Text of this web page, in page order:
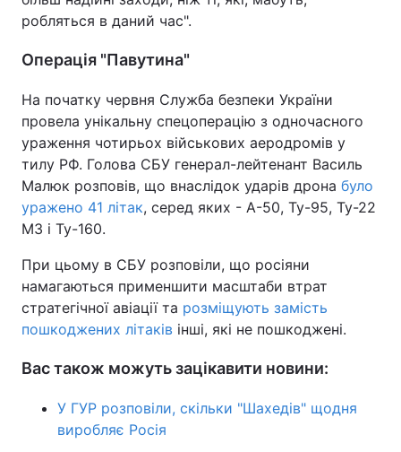
робляться в даний час".
Операція "Павутина"
На початку червня Служба безпеки України
провела унікальну спецоперацію з одночасного
ураження чотирьох військових аеродромів у
тилу РФ. Голова СБУ генерал-лейтенант Василь
Малюк розповів, що внаслідок ударів дрона було
уражено 41 літак, серед яких - А-50, Ту-95, Ту-22
М3 і Ту-160.
При цьому в СБУ розповіли, що росіяни
намагаються применшити масштаби втрат
стратегічної авіації та розміщують замість
пошкоджених літаків інші, які не пошкоджені.
Вас також можуть зацікавити новини:
У ГУР розповіли, скільки "Шахедів" щодня
виробляє Росія